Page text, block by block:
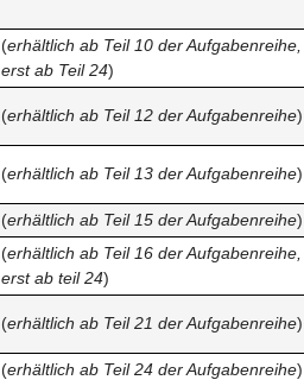
(erhältlich ab Teil 10 der
erst ab Teil 24)
(erhältlich ab Teil 12 der Aufgabenreihe)
(erhältlich ab Teil 13 der Aufgabenreihe)
(erhältlich ab Teil 15 der Aufgabenreihe)
(erhältlich ab Teil 16 der
erst ab teil 24)
(erhältlich ab Teil 21 der Aufgabenreihe)
(erhältlich ab Teil 24 der Aufgabenreihe)